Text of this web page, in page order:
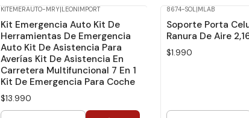
KITEMERAUTO-MRY LEONIMPORT
Kit Emergencia Auto Kit De
Herramientas De Emergencia
Auto Kit De Asistencia Para
Averías Kit De Asistencia En
Carretera Multifuncional 7 En 1
Kit De Emergencia Para Coche
$13.990
8674-SOL MLAB
Soporte Porta
Ranura De Aire
$1.990